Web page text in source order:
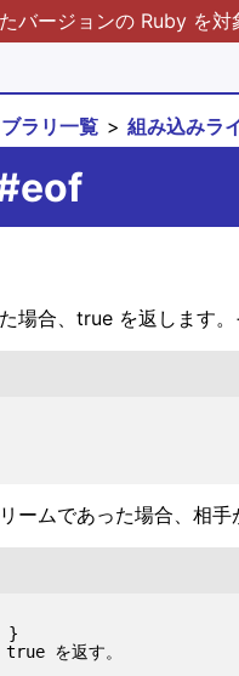
バージョンの Ruby を対
ラリ一覧 組み込みラ
場合、true を返します
ームであった場合、相
}
を返す。